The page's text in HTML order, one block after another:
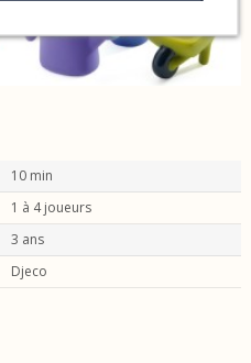
10 min
1 à 4 joueurs
3 ans
Djeco